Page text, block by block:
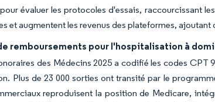
évaluer les protocoles d'essais, raccourcissant
et augmentent les revenus des plateformes,
remboursements pour l'hospitalisation à
des Médecins 2025 a codifié les codes CPT
Plus de 23 000 sorties ont transité par le
reproduisent la position de Medicare,